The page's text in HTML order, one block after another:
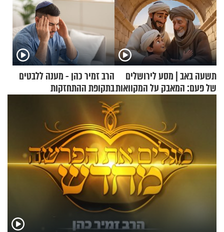
תשעה באב | מסע לירושלים
של פעם: המאבק על המקוואות
הרב זמיר כהן - מענה ללבטים
בתקופת ההתחזקות